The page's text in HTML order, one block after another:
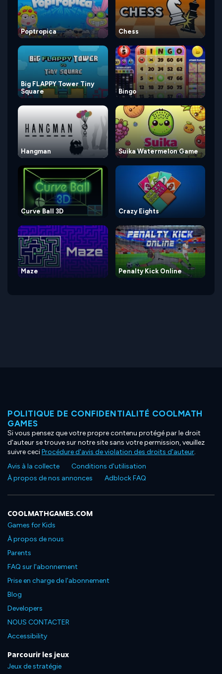
Poptropica Chess
Big FLAPPY Tower Tiny
Square
Bingo
Hangman Suika Watermelon Game
Curve Ball 3D Crazy Eights
Maze Penalty Kick Online
POLITIQUE DE CONFIDENTIALITÉ COOLMATH
GAMES
Si vous pensez que votre propre contenu protégé par le droit
d'auteur se trouve sur notre site sans votre permission, veuillez
suivre ceciProcédure d'avis de violation des droits d'auteur.
Avis à la collecte
Conditions d'utilisation
À propos de nos annonces
Adblock FAQ
COOLMATHGAMES.COM
Games for Kids
À propos de nous
Parents
FAQ sur l'abonnement
Prise en charge de l'abonnement
Blog
Developers
NOUS CONTACTER
Accessibility
Parcourir les jeux
Jeux de stratégie